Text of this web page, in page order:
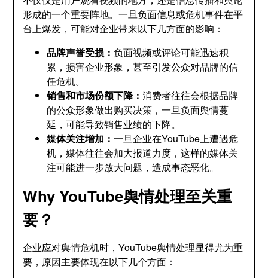
形成的一个重要阵地。一旦负面信息或危机事件在平
台上爆发，可能对企业带来以下几方面的影响：
品牌声誉受损：负面视频或评论可能迅速积
累，损害企业形象，甚至引发公众对品牌的信
任危机。
销售和市场份额下降：消费者往往会根据品牌
的公众形象做出购买决策，一旦负面舆情蔓
延，可能导致销售业绩的下降。
媒体关注增加：一旦企业在YouTube上遭遇危
机，媒体往往会加大报道力度，这样的媒体关
注可能进一步放大问题，造成事态恶化。
Why YouTube舆情处理至关重
要？
企业应对舆情危机时，YouTube舆情处理显得尤为重
要，原因主要体现在以下几个方面：